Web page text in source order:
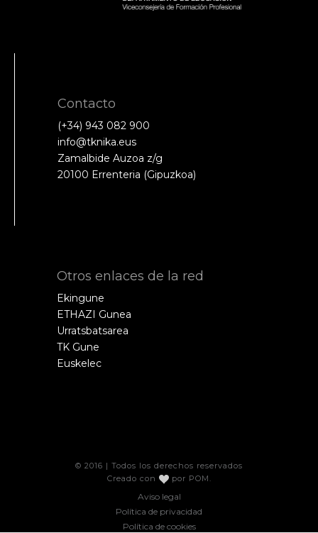
Contacto
(+34) 943 082 900
info@tknika.eus
Zamalbide Auzoa z/g
20100 Errenteria (Gipuzkoa)
Otros enlaces de la red
Ekingune
ETHAZI Gunea
Urratsbatsarea
TK Gune
Euskelec
© 2016 | Todos los derechos reservados
Creado con
por POM
Aviso legal
Política de privacidad
Política de cookies